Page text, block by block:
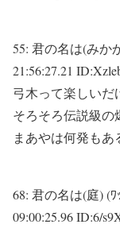
55: 君の名は(みか
21:56:27.21
弓木って楽しいだ
そろそろ伝説級の
まあやは何発もあ
68: 君の名は(庭) (ﾜ
09:00:25.96 ID:6/